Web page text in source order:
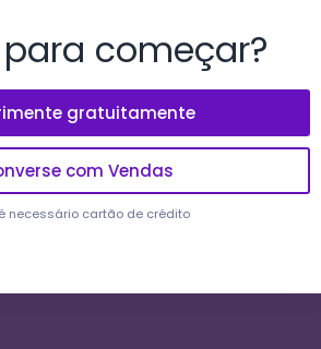
começar?
gratuitamente
com Vendas
necessário cartão de crédito